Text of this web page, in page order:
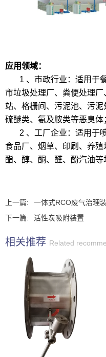
应用领域：
1 、市政行业：适用于
市垃圾处理厂、粪便处理
站、格栅间、污泥池、污泥
硫醚类、氨及胺类等恶臭体
2 、工厂企业：适用于
食品厂、烟草、印刷、养殖
酯、醇、酮、醛、酚汽油等
上一篇:
一体式RCO废气治理
下一篇:
活性炭吸附装置
相关推荐 Related